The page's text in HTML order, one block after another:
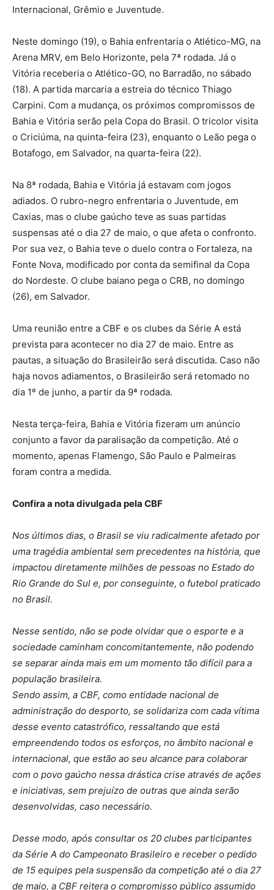
Internacional, Grêmio e Juventude.
Neste domingo (19), o Bahia enfrentaria o Atlético-MG, na
Arena MRV, em Belo Horizonte, pela 7ª rodada. Já o
Vitória receberia o Atlético-GO, no Barradão, no sábado
(18). A partida marcaria a estreia do técnico Thiago
Carpini. Com a mudança, os próximos compromissos de
Bahia e Vitória serão pela Copa do Brasil. O tricolor visita
o Criciúma, na quinta-feira (23), enquanto o Leão pega o
Botafogo, em Salvador, na quarta-feira (22).
Na 8ª rodada, Bahia e Vitória já estavam com jogos
adiados. O rubro-negro enfrentaria o Juventude, em
Caxias, mas o clube gaúcho teve as suas partidas
suspensas até o dia 27 de maio, o que afeta o confronto.
Por sua vez, o Bahia teve o duelo contra o Fortaleza, na
Fonte Nova, modificado por conta da semifinal da Copa
do Nordeste. O clube baiano pega o CRB, no domingo
(26), em Salvador.
Uma reunião entre a CBF e os clubes da Série A está
prevista para acontecer no dia 27 de maio. Entre as
pautas, a situação do Brasileirão será discutida. Caso não
haja novos adiamentos, o Brasileirão será retomado no
dia 1º de junho, a partir da 9ª rodada.
Nesta terça-feira, Bahia e Vitória fizeram um anúncio
conjunto a favor da paralisação da competição. Até o
momento, apenas Flamengo, São Paulo e Palmeiras
foram contra a medida.
Confira a nota divulgada pela CBF
Nos últimos dias, o Brasil se viu radicalmente afetado por
uma tragédia ambiental sem precedentes na história, que
impactou diretamente milhões de pessoas no Estado do
Rio Grande do Sul e, por conseguinte, o futebol praticado
no Brasil.
Nesse sentido, não se pode olvidar que o esporte e a
sociedade caminham concomitantemente, não podendo
se separar ainda mais em um momento tão difícil para a
população brasileira.
Sendo assim, a CBF, como entidade nacional de
administração do desporto, se solidariza com cada vítima
desse evento catastrófico, ressaltando que está
empreendendo todos os esforços, no âmbito nacional e
internacional, que estão ao seu alcance para colaborar
com o povo gaúcho nessa drástica crise através de ações
e iniciativas, sem prejuízo de outras que ainda serão
desenvolvidas, caso necessário.
Desse modo, após consultar os 20 clubes participantes
da Série A do Campeonato Brasileiro e receber o pedido
de 15 equipes pela suspensão da competição até o dia 27
de maio, a CBF reitera o compromisso público assumido